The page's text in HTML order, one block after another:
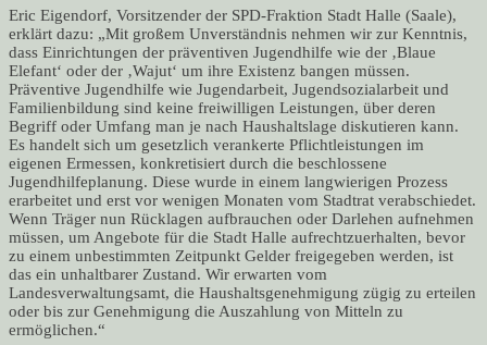
Eric Eigendorf, Vorsitzender der SPD-Fraktion Stadt Halle (Saale),
erklärt dazu: „Mit großem Unverständnis nehmen wir zur Kenntnis,
dass Einrichtungen der präventiven Jugendhilfe wie der ‚Blaue
Elefant‘ oder der ‚Wajut‘ um ihre Existenz bangen müssen.
Präventive Jugendhilfe wie Jugendarbeit, Jugendsozialarbeit und
Familienbildung sind keine freiwilligen Leistungen, über deren
Begriff oder Umfang man je nach Haushaltslage diskutieren kann.
Es handelt sich um gesetzlich verankerte Pflichtleistungen im
eigenen Ermessen, konkretisiert durch die beschlossene
Jugendhilfeplanung. Diese wurde in einem langwierigen Prozess
erarbeitet und erst vor wenigen Monaten vom Stadtrat verabschiedet.
Wenn Träger nun Rücklagen aufbrauchen oder Darlehen aufnehmen
müssen, um Angebote für die Stadt Halle aufrechtzuerhalten, bevor
zu einem unbestimmten Zeitpunkt Gelder freigegeben werden, ist
das ein unhaltbarer Zustand. Wir erwarten vom
Landesverwaltungsamt, die Haushaltsgenehmigung zügig zu erteilen
oder bis zur Genehmigung die Auszahlung von Mitteln zu
ermöglichen.“